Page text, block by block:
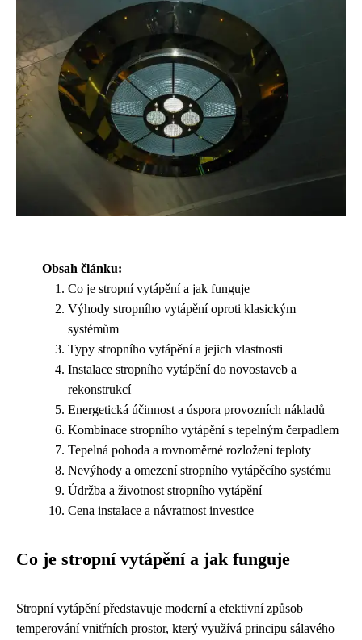
Obsah článku:
Co je stropní vytápění a jak funguje
Výhody stropního vytápění oproti klasickým
systémům
Typy stropního vytápění a jejich vlastnosti
Instalace stropního vytápění do novostaveb a
rekonstrukcí
Energetická účinnost a úspora provozních nákladů
Kombinace stropního vytápění s tepelným čerpadlem
Tepelná pohoda a rovnoměrné rozložení teploty
Nevýhody a omezení stropního vytápěcího systému
Údržba a životnost stropního vytápění
Cena instalace a návratnost investice
Co je stropní vytápění a jak funguje
Stropní vytápění představuje moderní a efektivní způsob
temperování vnitřních prostor, který využívá principu sálavého